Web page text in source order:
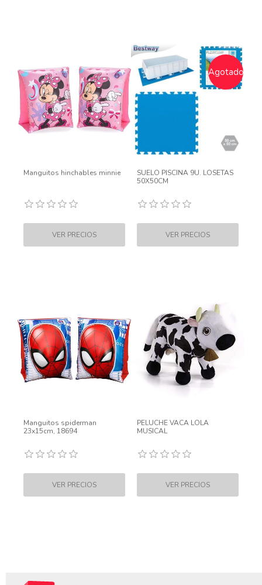
Manguitos hinchables minnie
Agotado
SUELO PISCINA 9U. LOSETAS
50X50CM
Manguitos spiderman
23x15cm, 18694
PELUCHE VACA LOLA
MUSICAL